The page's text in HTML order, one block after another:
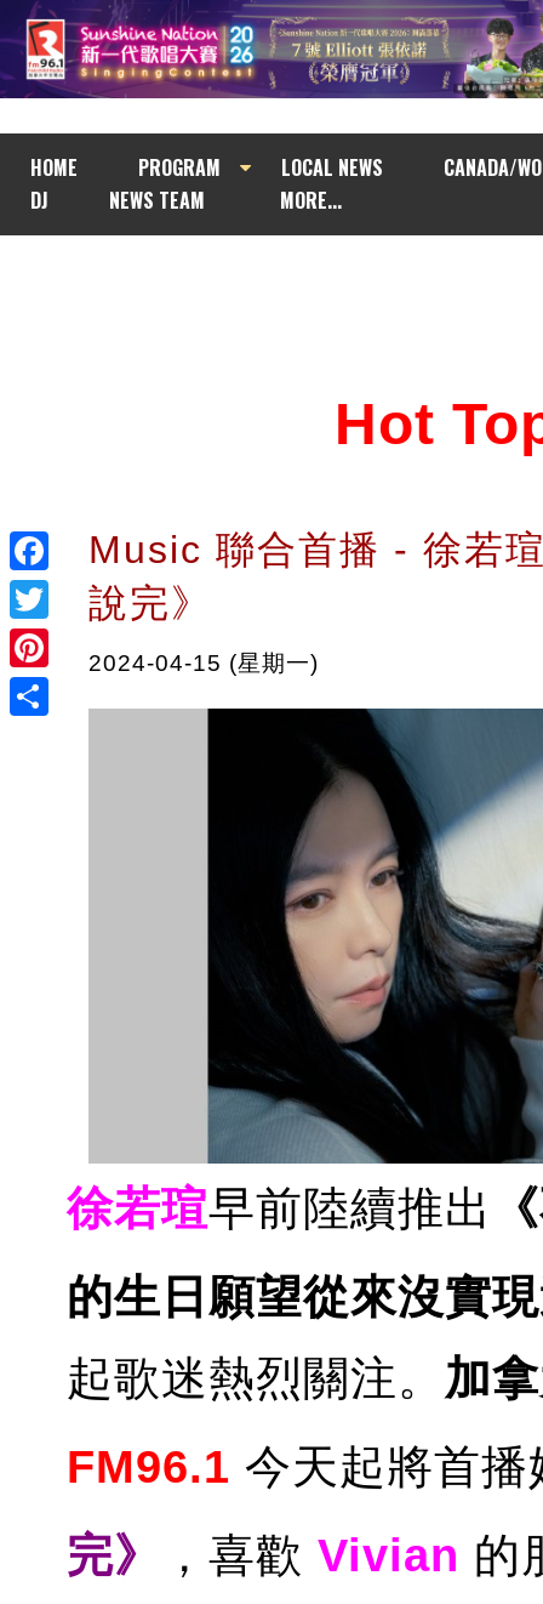
HOME PROGRAM LOCAL NEWS
CANADA/
DJ
NEWS TEAM MORE...
Facebook
Twitter
Pinterest
Hot
Music 聯合首播 - 徐若
說完》
2024-04-15 (星期一)
徐若瑄早前陸續推出
的生日願望從來沒實
起歌迷熱烈關注。 加
FM96.1 今天起將首
完》
，喜歡 Vivian 的